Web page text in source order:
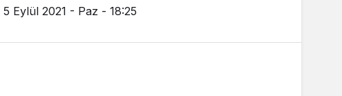
5 Eylül 2021 - Paz - 18:25